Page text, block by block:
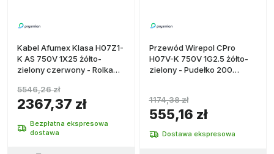
Kabel Afumex Klasa H07Z1-
K AS 750V 1X25 żółto-
zielony czerwony - Rolka
2367,37 zł
5546,26 zł
Bezpłatna ekspresowa
dostawa
Przewód Wirepol CPro
H07V-K 750V 1G2.5 żółto-
zielony - Pudełko 200
555,16 zł
1174,38 zł
Dostawa ekspresowa